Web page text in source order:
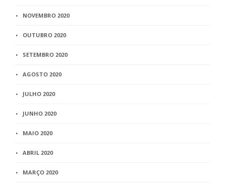
NOVEMBRO 2020
OUTUBRO 2020
SETEMBRO 2020
AGOSTO 2020
JULHO 2020
JUNHO 2020
MAIO 2020
ABRIL 2020
MARÇO 2020